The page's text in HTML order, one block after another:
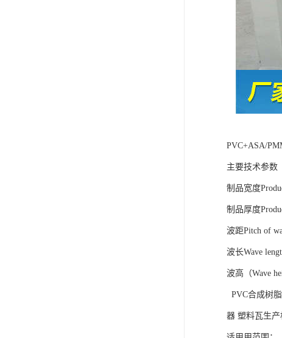
PVC+ASA/
主要技术参数
制品宽度
制品厚度
波距Pitch of
波长Wave
波高（Wave
PVC合成树
器 塑料瓦生